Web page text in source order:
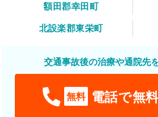
額田郡幸田町
北設楽郡東栄町
交通事故後の治療や通院先
無料 電話で無